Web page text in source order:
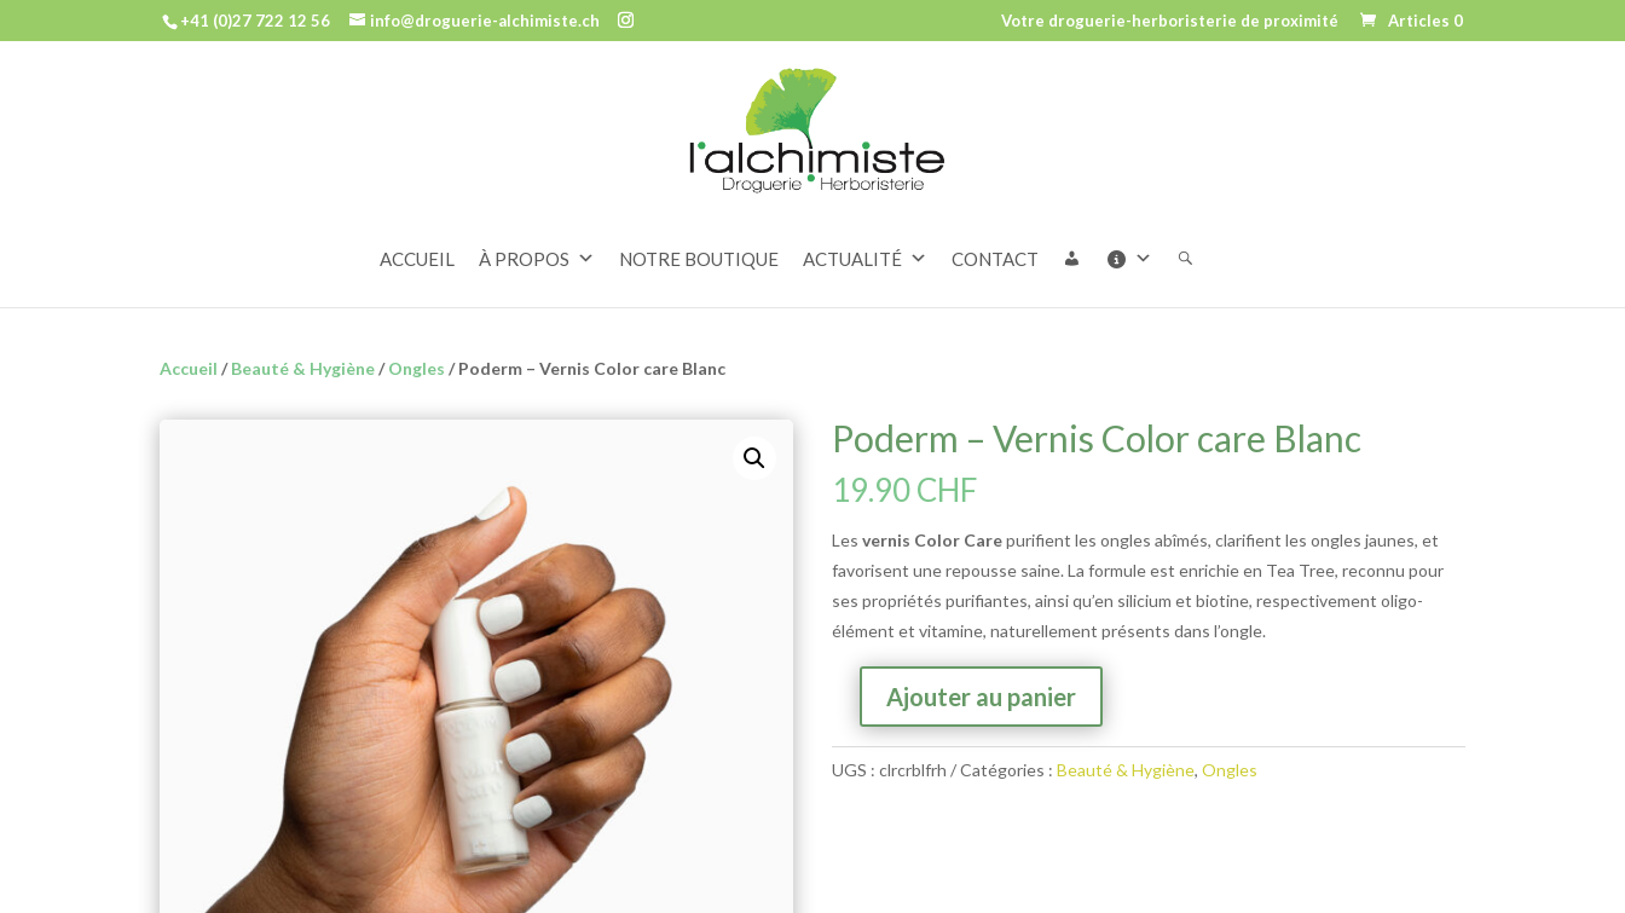
+41 (0)27 722 12 56 info@droguerie-alchimiste.ch Votre droguerie-herboristerie de proximité Articles 0
ACCUEIL À PROPOS NOTRE BOUTIQUE ACTUALITÉ CONTACT
Accueil /Beauté & Hygiène/Ongles / Poderm – Vernis Color care Blanc
Poderm – Vernis Color care Blanc
19.90CHF
Lesvernis Color Carepurifient les ongles abîmés, clarifient les ongles jaunes, et
favorisent une repousse saine. La formule est enrichie en Tea Tree, reconnu pour
ses propriétés purifiantes, ainsi qu’en silicium et biotine, respectivement oligo-
élément et vitamine, naturellement présents dans l’ongle.
quantité
Poderm
Ajouter au panier
t
e
UGS :clrcrblfrh Catégories :Beauté & Hygiène,Ongles